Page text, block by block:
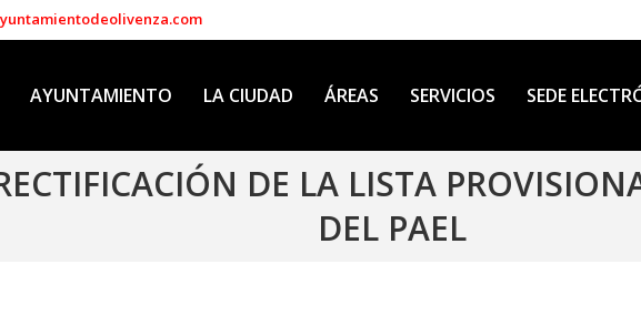
AYUNTAMIENTO LA CIUDAD ÁREAS SERVICIOS SEDE
DE LA LISTA
DEL PAEL